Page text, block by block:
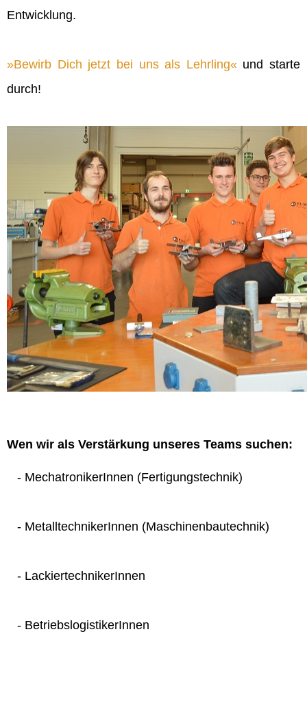
Entwicklung.
Bewirb Dich jetzt bei uns als Lehrling und starte
durch!
Wen wir als Verstärkung unseres Teams suchen:
- MechatronikerInnen (Fertigungstechnik)
- MetalltechnikerInnen (Maschinenbautechnik)
- LackiertechnikerInnen
- BetriebslogistikerInnen